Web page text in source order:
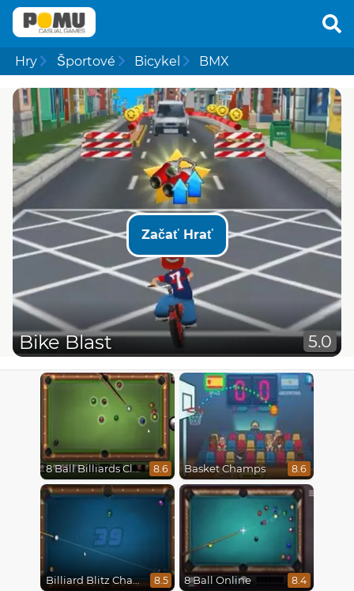
Hry Športové Bicykel BMX
Začať Hrať
Bike Blast 5.0
8 Ball Billiards Classic 8.6 Basket Champs 8.6
Billiard Blitz Challenge 8.5 8 Ball Online 8.4